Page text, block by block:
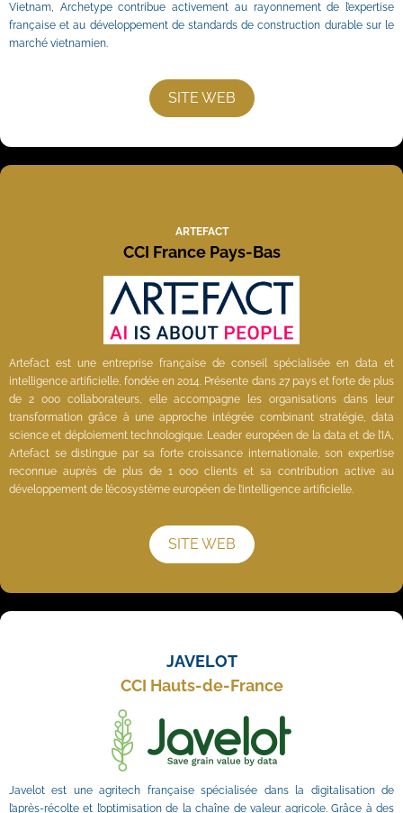
Vietnam, Archetype contribue activement au rayonnement de l’expertise
française et au développement de standards de construction durable sur le
marché vietnamien.
SITE WEB
ARTEFACT
CCI France Pays-Bas
Artefact est une entreprise française de conseil spécialisée en data et
intelligence artificielle, fondée en 2014. Présente dans 27 pays et forte de plus
de 2 000 collaborateurs, elle accompagne les organisations dans leur
transformation grâce à une approche intégrée combinant stratégie, data
science et déploiement technologique. Leader européen de la data et de l’IA,
Artefact se distingue par sa forte croissance internationale, son expertise
reconnue auprès de plus de 1 000 clients et sa contribution active au
développement de l’écosystème européen de l’intelligence artificielle.
SITE WEB
JAVELOT
CCI Hauts-de-France
Javelot est une agritech française spécialisée dans la digitalisation de
l’après-récolte et l’optimisation de la chaîne de valeur agricole. Grâce à des